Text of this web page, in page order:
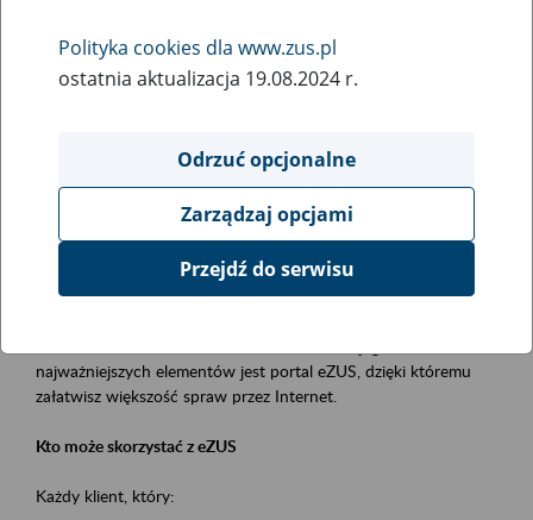
Rodzaj wydarzenia
Szkolenia
obsługa klientów
Event description
Platforma Usług Elektronicznych ZUS eZUS
najważniejszych elementów jest portal eZUS, dzięki któremu
załatwisz większość spraw przez Internet.
Kto może skorzystać z eZUS
Każdy klient, który:
Polityka cookies dla www.zus.pl
ostatnia aktualizacja 19.08.2024 r.
Odrzuć opcjonalne
Zarządzaj opcjami
Przejdź do serwisu